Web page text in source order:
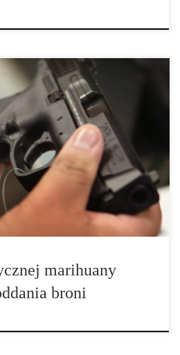
na Hawajach zmuszeni do oddania
wielu pacjentów medycznej
w skrzynce dziwny list. „Ten list
cię o tym, że zgodnie z
Statutes,” mówi list,
posiadania, lub użytkowania broni
pozbawia się prawa własności broni
marihuany
broni